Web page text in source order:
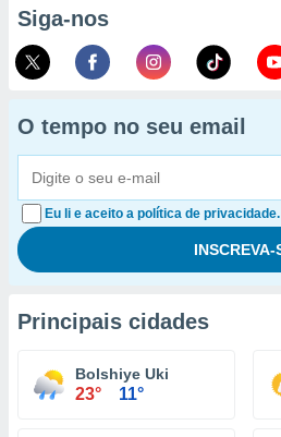
Siga-nos
O tempo no seu email
Eu li e aceito a política de privacidade.
Principais cidades
Bolshiye Uki
23° 11°